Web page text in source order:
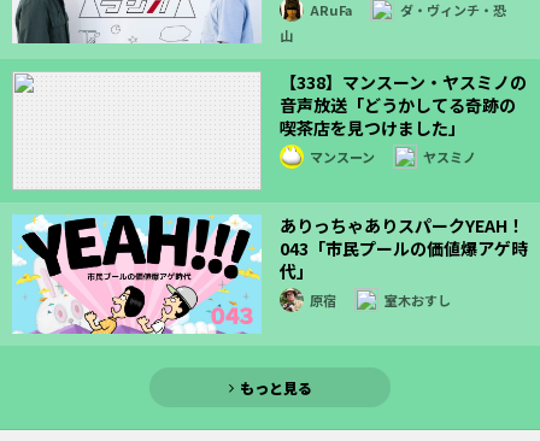
ARuFa
ダ・ヴィンチ・恐
山
【338】マンスーン・ヤスミノの
音声放送「どうかしてる奇跡の
喫茶店を見つけました」
マンスーン ヤスミノ
ありっちゃありスパークYEAH！
043「市民プールの価値爆アゲ時
代」
原宿 室木おすし
もっと見る